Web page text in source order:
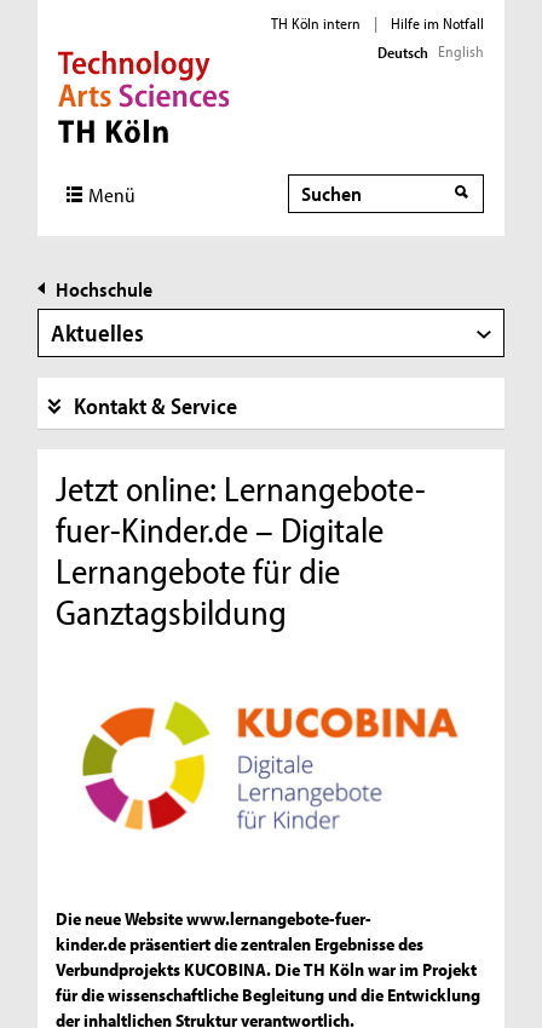
Direkt zur Hauptnavigation
Direkt zur Subnavigation
Direkt zum Inhalt
Direkt zum Fußbereich
TH Köln intern |
Hilfe im Notfall
Deutsch English
Menü Suche
Hochschule
Aktuelles
Kontakt & Service
Jetzt online: Lernangebote-
fuer-Kinder.de – Digitale
Lernangebote für die
Ganztagsbildung
Die neue Website www.lernangebote-fuer-
kinder.de präsentiert die zentralen Ergebnisse des
Verbundprojekts KUCOBINA. Die TH Köln war im Projekt
für die wissenschaftliche Begleitung und die Entwicklung
der inhaltlichen Struktur verantwortlich.